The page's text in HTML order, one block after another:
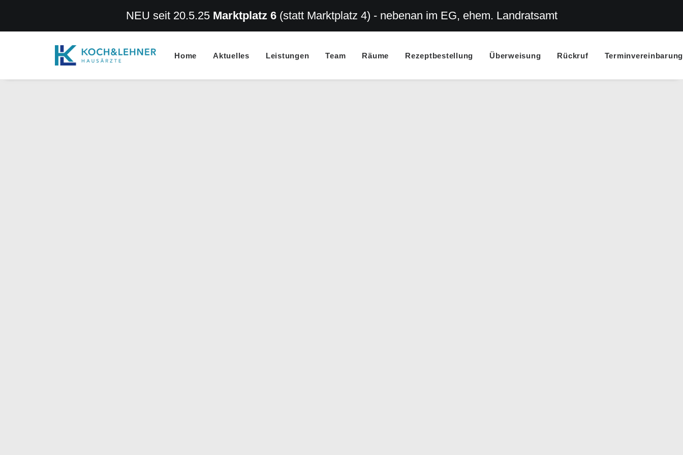
NEU seit 20.5.25 Marktplatz 6(statt Marktplatz 4) - nebenan im EG, ehem. Landratsamt
Home Aktuelles Leistungen Team Räume Rezeptbestellung Überweisung Rückruf Terminvereinbarung